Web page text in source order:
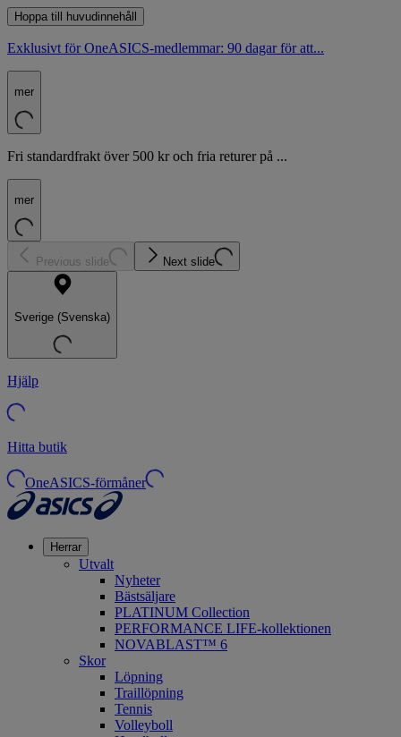
Hoppa till huvudinnehåll
Exklusivt för OneASICS-medlemmar: 90 dagar för att...
mer
Fri standardfrakt över 500 kr och fria returer på ...
mer
Previous slide Next slide
Sverige (Svenska)
Hjälp
Hitta butik
OneASICS-förmåner
Herrar
Utvalt
Nyheter
Bästsäljare
PLATINUM Collection
PERFORMANCE LIFE-kollektionen
NOVABLAST™ 6
Skor
Löpning
Traillöpning
Tennis
Volleyboll